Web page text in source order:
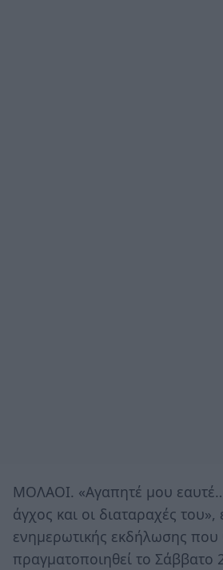
ΜΟΛΑΟΙ. «Αγαπητέ μου
άγχος και οι διαταραχές του»,
ενημερωτικής εκδήλωσης που
πραγματοποιηθεί το Σάββατο